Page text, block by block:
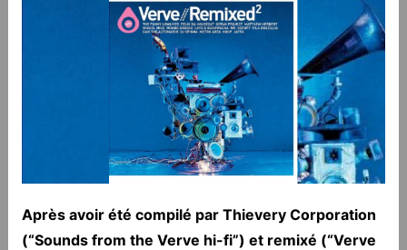
Après avoir été compilé par Thievery Corporation
(“Sounds from the Verve hi-fi”) et remixé (“Verve